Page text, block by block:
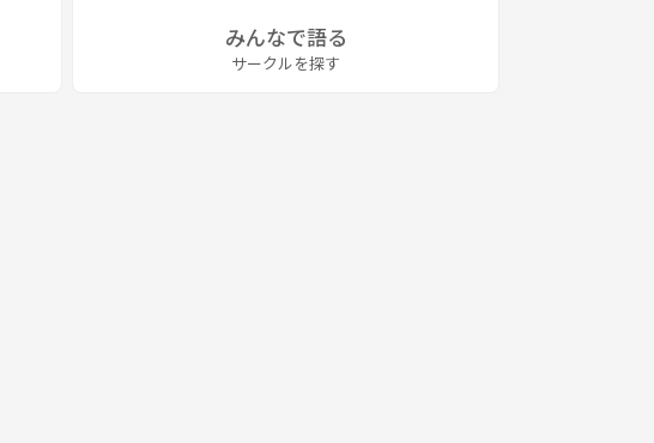
みんなで語る
サークルを探す